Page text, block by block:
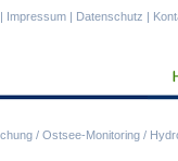
/ Ostsee-Monitoring /
| Impressum | Datenschutz |